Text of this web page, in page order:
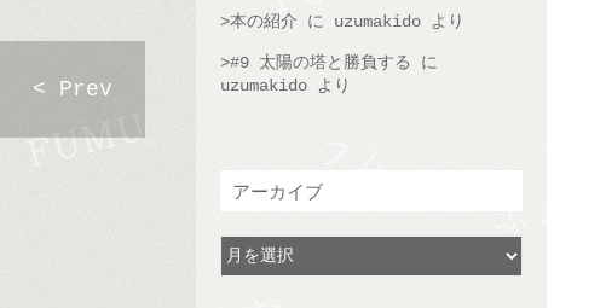
< Prev
本の紹介 に uzumakido より
#9 太陽の塔と勝負する
に
uzumakido より
アーカイブ